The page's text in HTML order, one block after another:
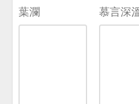
葉瀾 慕言深